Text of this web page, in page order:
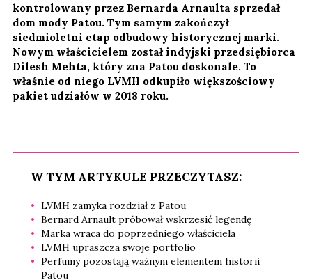
kontrolowany przez Bernarda Arnaulta sprzedał
dom mody Patou. Tym samym zakończył
siedmioletni etap odbudowy historycznej marki.
Nowym właścicielem został indyjski przedsiębiorca
Dilesh Mehta, który zna Patou doskonale. To
właśnie od niego LVMH odkupiło większościowy
pakiet udziałów w 2018 roku.
W TYM ARTYKULE PRZECZYTASZ:
LVMH zamyka rozdział z Patou
Bernard Arnault próbował wskrzesić legendę
Marka wraca do poprzedniego właściciela
LVMH upraszcza swoje portfolio
Perfumy pozostają ważnym elementem historii
Patou